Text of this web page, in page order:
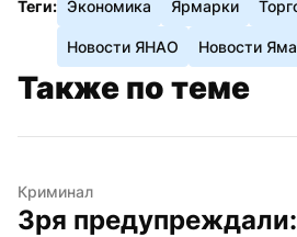
Теги: Экономика Ярмарки
Новости ЯНАО Новости
Также по теме
Криминал
Зря